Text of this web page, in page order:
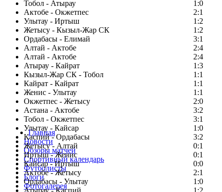
Тобол - Атырау
1:0
Актобе - Окжетпес
2:1
Улытау - Иртыш
1:2
Жетысу - Кызыл-Жар СК
1:2
Ордабасы - Елимай
3:1
Алтай - Актобе
2:4
Алтай - Актобе
2:4
Атырау - Кайрат
1:3
Кызыл-Жар СК - Тобол
1:1
Кайрат - Кайрат
1:1
Женис - Улытау
1:1
Окжетпес - Жетысу
2:0
Астана - Актобе
3:2
Тобол - Окжетпес
3:1
Улытау - Кайсар
1:0
Каспий - Ордабасы
3:2
Жетысу - Алтай
0:1
Иртыш - Женис
0:1
Кайсар - Иртыш
0:0
Актобе - Жетысу
2:1
Ордабасы - Улытау
1:0
Главная
Новости
Обзоры матчей
Спортивный календарь
Футболисты
Блоги
Фотогалерея